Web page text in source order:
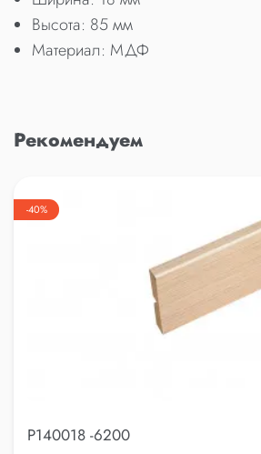
Высота: 85 мм
Материал: МДФ
Рекомендуем
-40%
P140018 -6200